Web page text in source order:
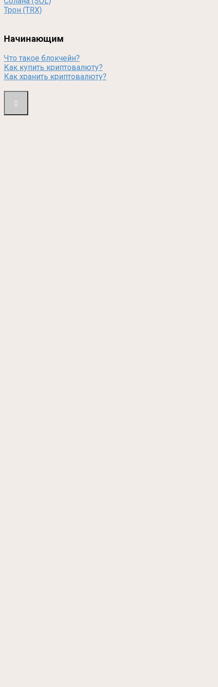
Трон (TRX)
Начинающим
Что такое блокчейн?
Как купить криптовалюту?
Как хранить криптовалюту?